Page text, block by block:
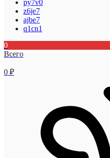
py7v0
z6je7
ajbe7
q1cn1
0
Всего
0 ₽